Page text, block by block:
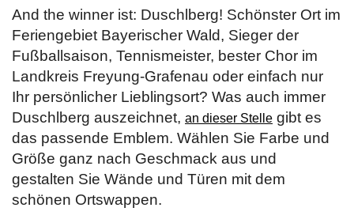
And the winner ist: Duschlberg! Schönster Ort im
Feriengebiet Bayerischer Wald, Sieger der
Fußballsaison, Tennismeister, bester Chor im
Landkreis Freyung-Grafenau oder einfach nur
Ihr persönlicher Lieblingsort? Was auch immer
Duschlberg auszeichnet, an dieser Stelle gibt es
das passende Emblem. Wählen Sie Farbe und
Größe ganz nach Geschmack aus und
gestalten Sie Wände und Türen mit dem
schönen Ortswappen.